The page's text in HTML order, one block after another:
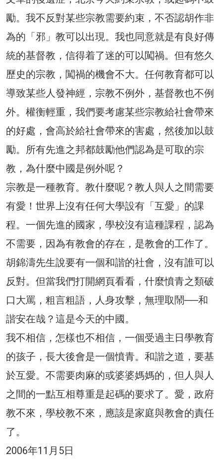
勵。我不反對某些宗教需要約束，不否認胡作非
為的「邪」教可以出現。我也同意就是有良好傳
統的基督教，信得着了迷的可以闖禍。但有悠久
歷史的宗教，闖禍的機會不大。任何教育都可以
導致某些人發神經，宗教不例外，基督教也不例
外。權衡輕重，我們要考慮某些宗教給社會帶來
的好處，會高於給社會帶來的害處，然後加以鼓
勵。所有先進之邦都鼓勵他們認為是可取的宗
教，為什麼中國是例外呢？
宗教是一種教育。教什麼呢？教人與人之間需要
有愛！世界上沒有任何大學設有「互愛」的課
程。一個先進的國家，學校沒有這種課程，認為
不需要，因為有教會的存在，是教會的工作了。
胡錦濤先生說要有一個和諧的社會，沒有誰可以
反對。但當我們打開網頁看看，什麼憤青之類破
口大罵，粗言粗語，人身攻擊，無理取鬧──和
諧安在哉？這是今天的中國。
我不相信，怎樣也不相信，一個受過主日學教育
的孩子，長大後會是一個憤青。和諧之道，要基
於互愛。不需要肉麻的或婆婆媽媽的，但人與人
之間的一點互相尊重是起碼的要求了。愛，政府
教不來，學校教不來，應該是家庭與教會的責任
了。
2006年11月5日